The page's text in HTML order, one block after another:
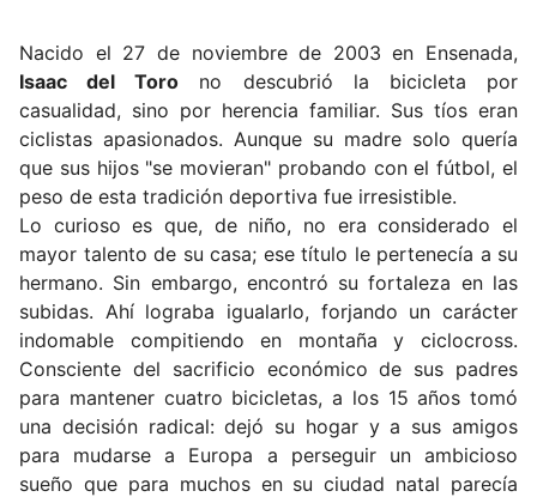
Nacido el 27 de noviembre de 2003 en Ensenada,
Isaac del Toro no descubrió la bicicleta por
casualidad, sino por herencia familiar. Sus tíos eran
ciclistas apasionados. Aunque su madre solo quería
que sus hijos "se movieran" probando con el fútbol, el
peso de esta tradición deportiva fue irresistible.
Lo curioso es que, de niño, no era considerado el
mayor talento de su casa; ese título le pertenecía a su
hermano. Sin embargo, encontró su fortaleza en las
subidas. Ahí lograba igualarlo, forjando un carácter
indomable compitiendo en montaña y ciclocross.
Consciente del sacrificio económico de sus padres
para mantener cuatro bicicletas, a los 15 años tomó
una decisión radical: dejó su hogar y a sus amigos
para mudarse a Europa a perseguir un ambicioso
sueño que para muchos en su ciudad natal parecía